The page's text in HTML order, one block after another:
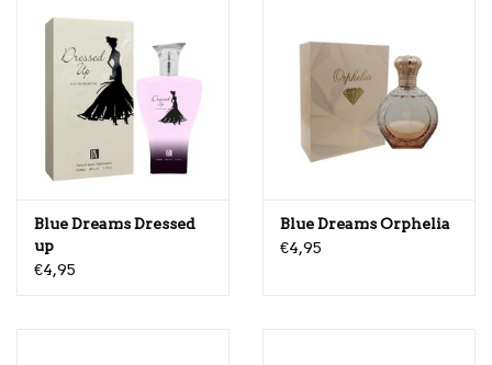
Blue Dreams Dressed
up
€4,95
Blue Dreams Orphelia
€4,95